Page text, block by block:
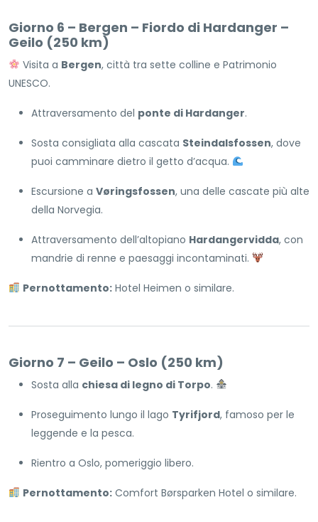
Giorno 6 – Bergen – Fiordo di Hardanger –
Geilo (250 km)
Visita a Bergen, città tra sette colline e Patrimonio
UNESCO.
Attraversamento del ponte di Hardanger.
Sosta consigliata alla cascata Steindalsfossen, dove
puoi camminare dietro il getto d’acqua.
Escursione a Vøringsfossen, una delle cascate più alte
della Norvegia.
Attraversamento dell’altopiano Hardangervidda, con
mandrie di renne e paesaggi incontaminati.
Pernottamento:Hotel Heimen o similare.
Giorno 7 – Geilo – Oslo (250 km)
Sosta alla chiesa di legno di Torpo.
Proseguimento lungo il lago Tyrifjord, famoso per le
leggende e la pesca.
Rientro a Oslo, pomeriggio libero.
Pernottamento:Comfort Børsparken Hotel o similare.